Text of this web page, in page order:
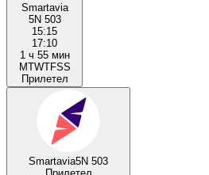
Smartavia
5N 503
15:15
17:10
1 ч 55 мин
MTWTFSS
Прилетел
Smartavia5N 503
Прилетел